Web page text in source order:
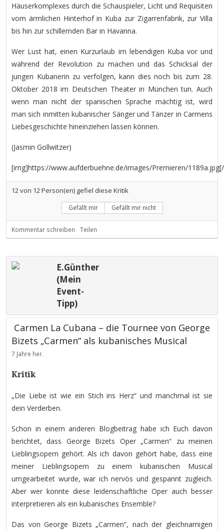
Häuserkomplexes durch die Schauspieler, Licht und Requisiten
vom ärmlichen Hinterhof in Kuba zur Zigarrenfabrik, zur Villa
bis hin zur schillernden Bar in Havanna.
Wer Lust hat, einen Kurzurlaub im lebendigen Kuba vor und
während der Revolution zu machen und das Schicksal der
jungen Kubanerin zu verfolgen, kann dies noch bis zum 28.
Oktober 2018 im Deutschen Theater in München tun. Auch
wenn man nicht der spanischen Sprache mächtig ist, wird
man sich inmitten kubanischer Sänger und Tänzer in Carmens
Liebesgeschichte hineinziehen lassen können.
(Jasmin Gollwitzer)
[img]https://www.aufderbuehne.de/images/Premieren/
12 von 12 Person(en) gefiel diese Kritik
Gefällt mir Gefällt mir nicht
Kommentar schreiben Teilen
E.Günther
(Mein
Event-
Tipp)
Carmen La Cubana – die Tournee von George
Bizets „Carmen“ als kubanisches Musical
7 Jahre her.
Kritik
„Die Liebe ist wie ein Stich ins Herz“ und manchmal ist sie
dein Verderben.
Schon in einem anderen Blogbeitrag habe ich Euch davon
berichtet, dass George Bizets Oper „Carmen“ zu meinen
Lieblingsopern gehört. Als ich davon gehört habe, dass eine
meiner Lieblingsopern zu einem kubanischen Musical
umgearbeitet wurde, war ich nervös und gespannt zugleich.
Aber wer konnte diese leidenschaftliche Oper auch besser
interpretieren als ein kubanisches Ensemble?
Das von George Bizets „Carmen“, nach der gleichnamigen